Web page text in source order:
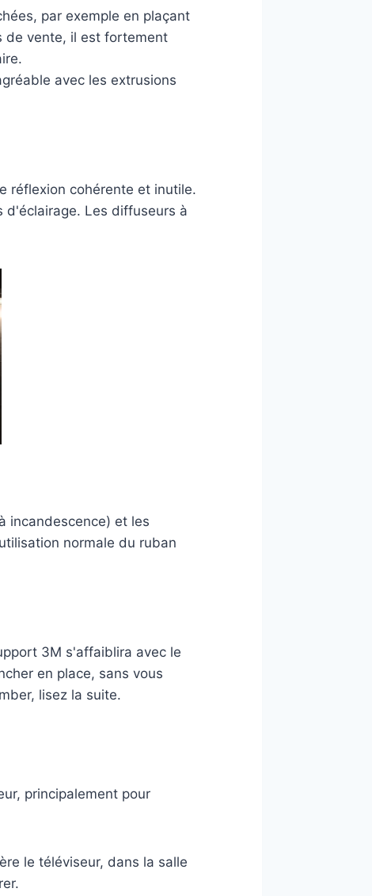
par exemple en plaçant
de vente, il est fortement
avec les extrusions
réflexion cohérente et inutile.
d'éclairage. Les diffuseurs à
incandescence) et les
normale du ruban
3M s'affaiblira avec le
en place, sans vous
lisez la suite.
principalement pour
le téléviseur, dans la salle